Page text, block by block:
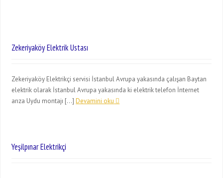
Zekeriyaköy Elektrik Ustası
Zekeriyaköy Elektrikçi servisi İstanbul Avrupa yakasında çalışan Baytan
elektrik olarak İstanbul Avrupa yakasında ki elektrik telefon İnternet
arıza Uydu montajı […]Devamini oku
Yeşilpınar Elektrikçi